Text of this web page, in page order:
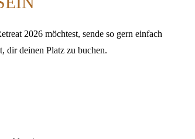
2026 möchtest, sende so gern einfach
dir deinen Platz zu buchen.